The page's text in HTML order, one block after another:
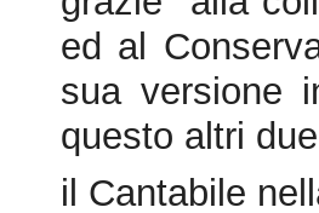
e la Ninna
Cafiero.
Il concerto
ascoltare tre